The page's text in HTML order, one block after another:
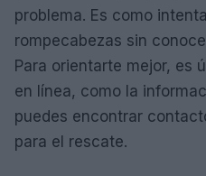
problema. Es como
rompecabezas sin
Para orientarte mejor, es
en línea, como la
puedes encontrar
para el rescate.